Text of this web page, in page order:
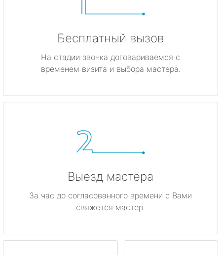
Бесплатный вызов
На стадии звонка договариваемся с
временем визита и выбора мастера.
Выезд мастера
За час до согласованного времени с Вами
свяжется мастер.